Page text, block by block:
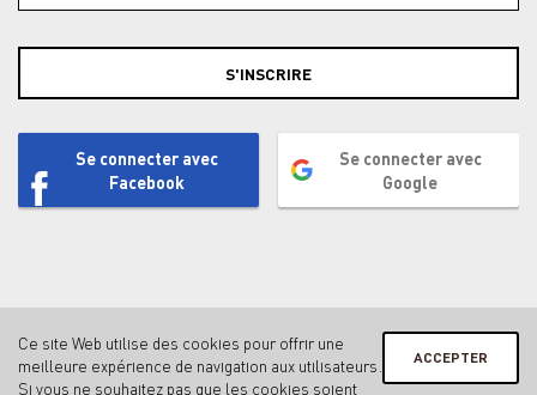
S'INSCRIRE
Se connecter avec
Facebook
Se connecter avec
Google
Contact
Mentions légales & protection des données
ACCEPTER
Ce site Web utilise des cookies pour offrir une
meilleure expérience de navigation aux utilisateurs.
Si vous ne souhaitez pas que les cookies soient